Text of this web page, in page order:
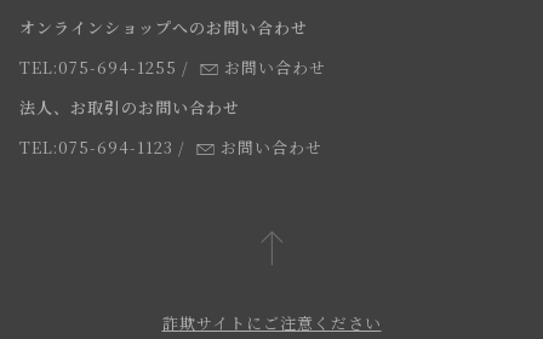
よくあるご質問
法人のお客様
スタッフ
オンラインショップへのお問い合わせ
TEL:075-694-1255 /
お問い合わせ
法人、お取引のお問い合わせ
TEL:075-694-1123 / お問い合わせ
詐欺サイトにご注意ください